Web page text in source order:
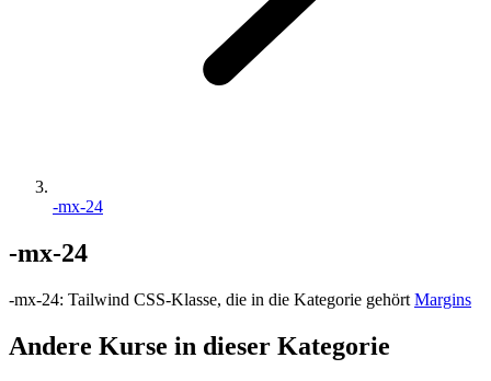
-mx-24
-mx-24
-mx-24: Tailwind CSS-Klasse, die in die Kategorie gehört Margins
Andere Kurse in dieser Kategorie